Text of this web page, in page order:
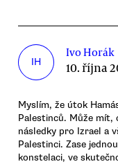
IH
Ivo Horák
10. října
Myslím, že útok
Palestinců. Může mít,
následky pro Izrael a
Palestinci. Zase
konstelaci, ve